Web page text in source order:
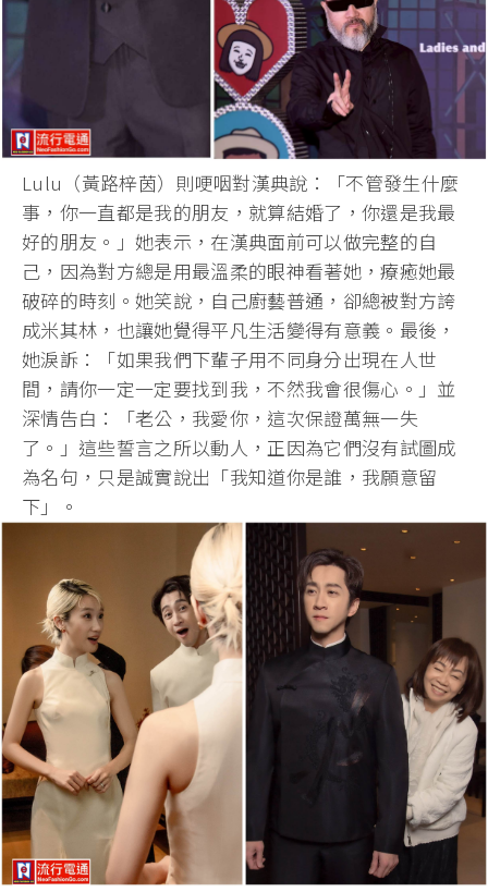
Lulu（黃路梓茵）則哽咽對漢典說：「不管發生什麼
事， 你一直都是我的朋友，就算結婚了，你還是我最
好的朋友。」她表示，在漢典面前可以做完整的自
己， 因為對方總是用最溫柔的眼神看著她，療癒她最
破碎的時刻。她笑說，自己廚藝普通，卻總被對方誇
成米其林， 也讓她覺得平凡生活變得有意義。最後，
她淚訴：「如果我們下輩子用不同身分出現在人世
間，請你一定一定要找到我， 不然我會很傷心。」並
深情告白：「老公，我愛你， 這次保證萬無一失
了。」這些誓言之所以動人， 正因為它們沒有試圖成
為名句，只是誠實說出「我知道你是誰， 我願意留
下」。